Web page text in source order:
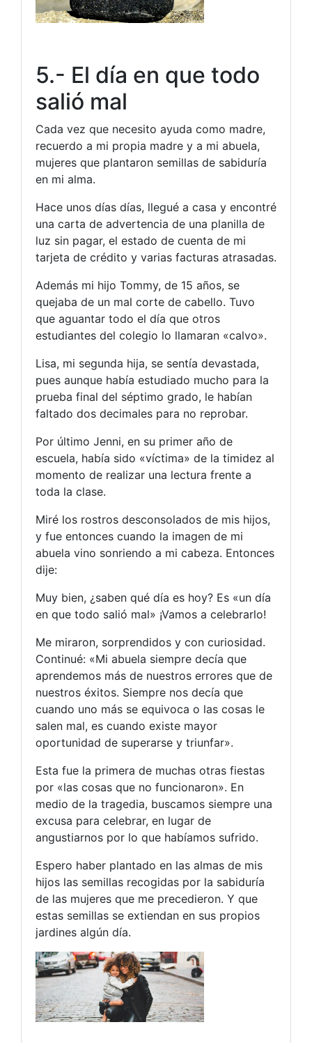
5.- El día en que todo
salió mal
Cada vez que necesito ayuda como madre,
recuerdo a mi propia madre y a mi abuela,
mujeres que plantaron semillas de sabiduría
en mi alma.
Hace unos días días, llegué a casa y encontré
una carta de advertencia de una planilla de
luz sin pagar, el estado de cuenta de mi
tarjeta de crédito y varias facturas atrasadas.
Además mi hijo Tommy, de 15 años, se
quejaba de un mal corte de cabello. Tuvo
que aguantar todo el día que otros
estudiantes del colegio lo llamaran «calvo».
Lisa, mi segunda hija, se sentía devastada,
pues aunque había estudiado mucho para la
prueba final del séptimo grado, le habían
faltado dos decimales para no reprobar.
Por último Jenni, en su primer año de
escuela, había sido «víctima» de la timidez al
momento de realizar una lectura frente a
toda la clase.
Miré los rostros desconsolados de mis hijos,
y fue entonces cuando la imagen de mi
abuela vino sonriendo a mi cabeza. Entonces
dije:
Muy bien, ¿saben qué día es hoy? Es «un día
en que todo salió mal» ¡Vamos a celebrarlo!
Me miraron, sorprendidos y con curiosidad.
Continué: «Mi abuela siempre decía que
aprendemos más de nuestros errores que de
nuestros éxitos. Siempre nos decía que
cuando uno más se equivoca o las cosas le
salen mal, es cuando existe mayor
oportunidad de superarse y triunfar».
Esta fue la primera de muchas otras fiestas
por «las cosas que no funcionaron». En
medio de la tragedia, buscamos siempre una
excusa para celebrar, en lugar de
angustiarnos por lo que habíamos sufrido.
Espero haber plantado en las almas de mis
hijos las semillas recogidas por la sabiduría
de las mujeres que me precedieron. Y que
estas semillas se extiendan en sus propios
jardines algún día.